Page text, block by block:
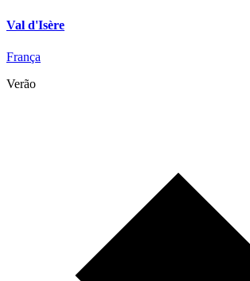
Val d'Isère
França
Verão